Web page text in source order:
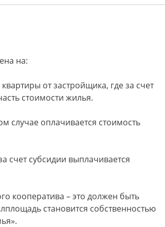
на:
от застройщика, где за счет
стоимости жилья.
случае оплачивается стоимость
счет субсидии выплачивается
кооператива – это должен быть
становится собственностью